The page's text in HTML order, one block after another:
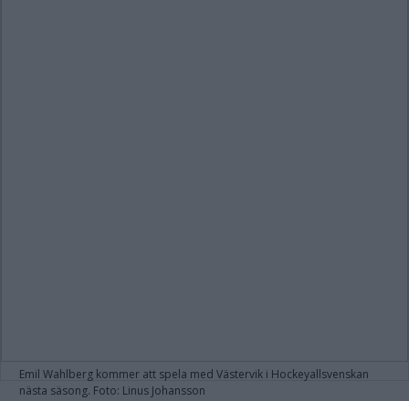
Emil Wahlberg kommer att spela med Västervik i Hockeyallsvenskan
nästa säsong. Foto: Linus Johansson